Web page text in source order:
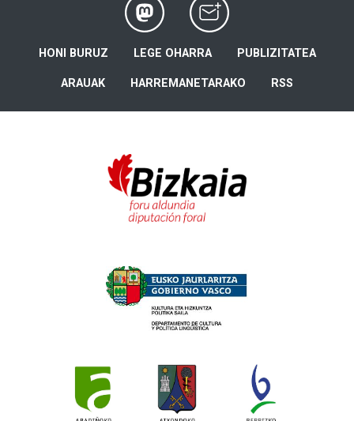
HONI BURUZ LEGE OHARRA PUBLIZITATEA
ARAUAK HARREMANETARAKO RSS